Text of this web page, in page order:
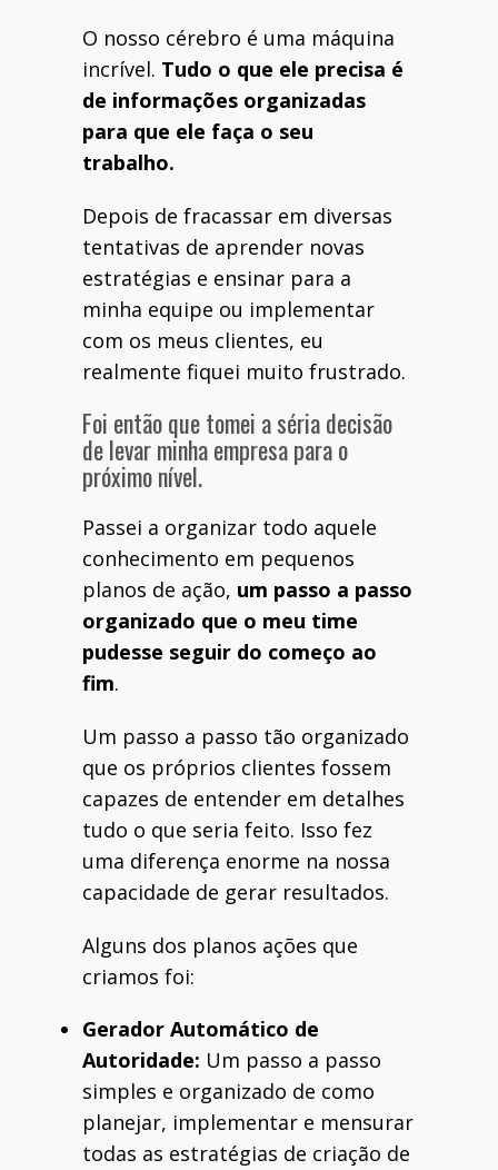
O nosso cérebro é uma máquina
incrível. Tudo o que ele precisa é
de informações organizadas
para que ele faça o seu
trabalho.
Depois de fracassar em diversas
tentativas de aprender novas
estratégias e ensinar para a
minha equipe ou implementar
com os meus clientes, eu
realmente fiquei muito frustrado.
Foi então que tomei a séria decisão
de levar minha empresa para o
próximo nível.
Passei a organizar todo aquele
conhecimento em pequenos
planos de ação, um passo a passo
organizado que o meu time
pudesse seguir do começo ao
fim.
Um passo a passo tão organizado
que os próprios clientes fossem
capazes de entender em detalhes
tudo o que seria feito. Isso fez
uma diferença enorme na nossa
capacidade de gerar resultados.
Alguns dos planos ações que
criamos foi:
Gerador Automático de
Autoridade: Um passo a passo
simples e organizado de como
planejar, implementar e mensurar
todas as estratégias de criação de